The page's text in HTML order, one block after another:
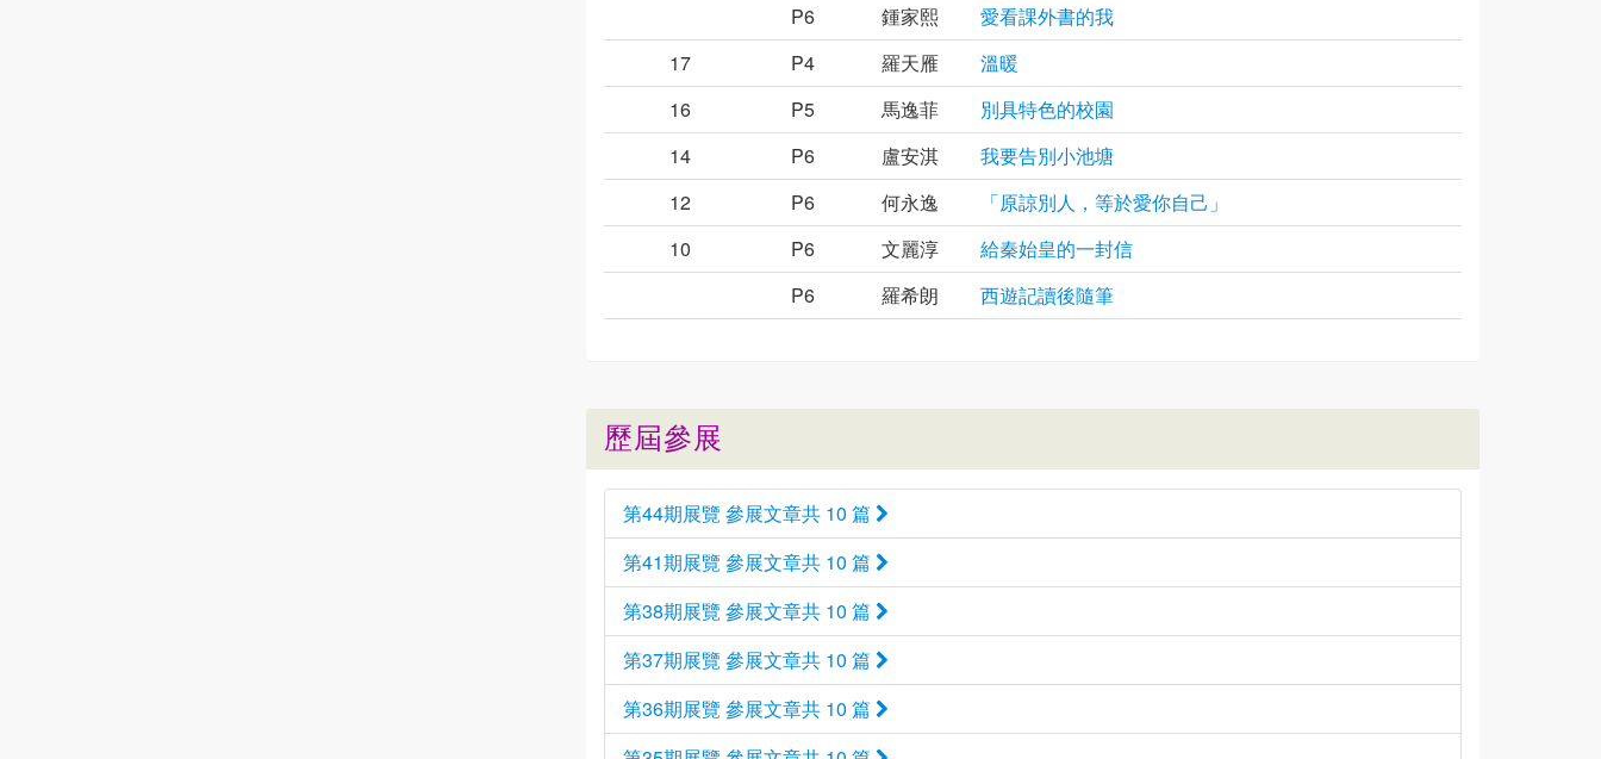
P6
鍾家熙
愛看課外書的我
17
P4 羅天雁
溫暖
16
P5 馬逸菲
別具特色的校園
14
P6 盧安淇
我要告別小池塘
12
P6 何永逸
「原諒別人，等於愛你自己」
10
P6 文麗淳
給秦始皇的一封信
P6
羅希朗 西遊記讀後隨筆
歷屆參展
第44期展覽 參展文章共 10 篇
第41期展覽 參展文章共 10 篇
第38期展覽 參展文章共 10 篇
第37期展覽 參展文章共 10 篇
第36期展覽 參展文章共 10 篇